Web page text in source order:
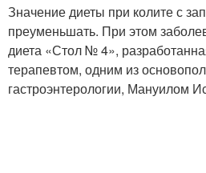
Значение диеты при колите с
преуменьшать. При этом
диета «Стол № 4»,
терапевтом, одним из
гастроэнтерологии, Мануилом